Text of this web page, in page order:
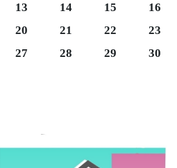
12
Jueves 13
13 Viernes 14
14 Sábado 15
15
16
19
Jueves 20
20 Viernes 21
21 Sábado 22
22
23
26
Jueves 27
27 Viernes 28
28 Sábado 29
29
30
en el